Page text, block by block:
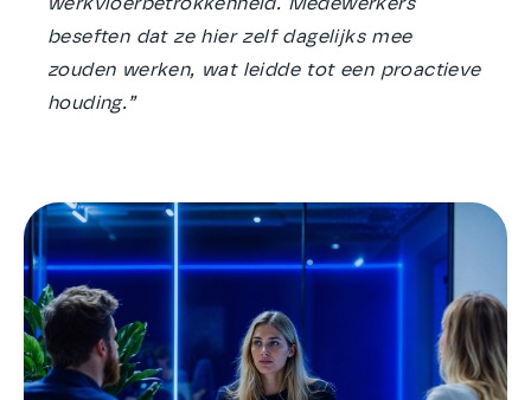
beseften dat ze hier zelf dagelijks mee
zouden werken, wat leidde tot een proactieve
houding.”